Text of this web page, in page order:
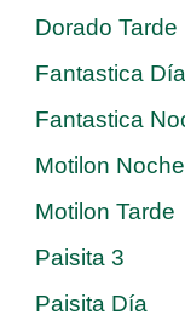
Dorado Tarde
Fantastica Día
Fantastica
Motilon Noche
Motilon Tarde
Paisita 3
Paisita Día